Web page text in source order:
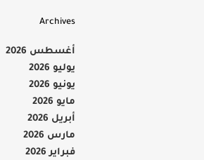
Archives
أغسطس 2026
يوليو 2026
يونيو 2026
مايو 2026
أبريل 2026
مارس 2026
فبراير 2026